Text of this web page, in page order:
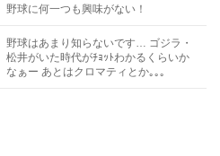
野球に何一つも興味がない！
野球はあまり知らないです… ゴジラ・
松井がいた時代がﾁｮｯﾄわかるくらいか
なぁー あとはクロマティとか｡｡｡